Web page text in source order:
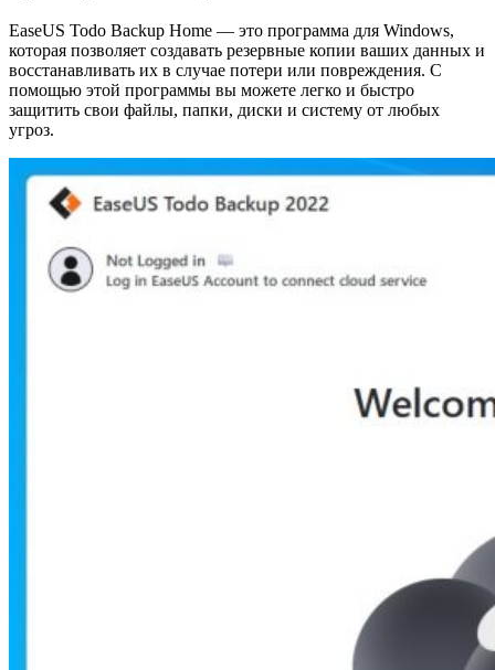
EaseUS Todo Backup Home — это программа для Windows,
которая позволяет создавать резервные копии ваших данных и
восстанавливать их в случае потери или повреждения. С
помощью этой программы вы можете легко и быстро
защитить свои файлы, папки, диски и систему от любых
угроз.